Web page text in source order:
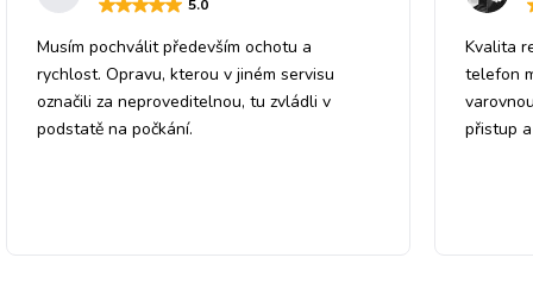
5.0
Musím pochválit především ochotu a
rychlost. Opravu, kterou v jiném servisu
označili za neproveditelnou, tu zvládli v
podstatě na počkání.
Kvalita
telefon
přistup